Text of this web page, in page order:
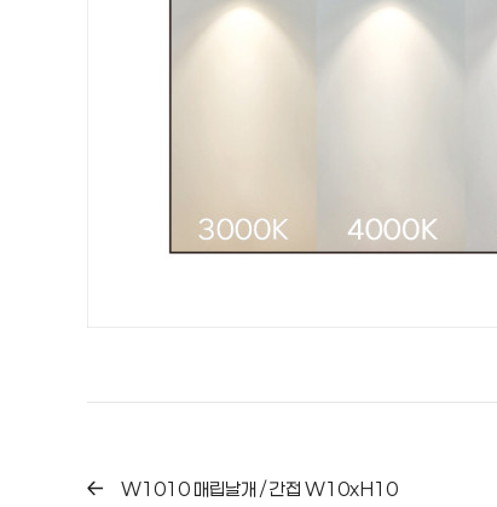
W1010 매립날개 / 간접 W10xH10